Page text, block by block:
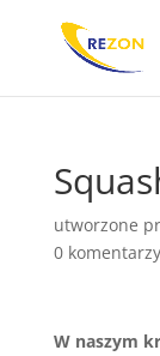
utworzone
0 komentarzy
W naszym